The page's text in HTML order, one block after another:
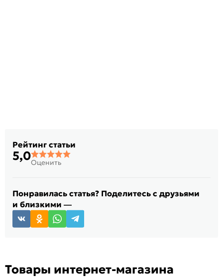
Рейтинг статьи
5,0Оценить
Понравилась статья? Поделитесь с друзьями
и близкими —
Товары интернет-магазина